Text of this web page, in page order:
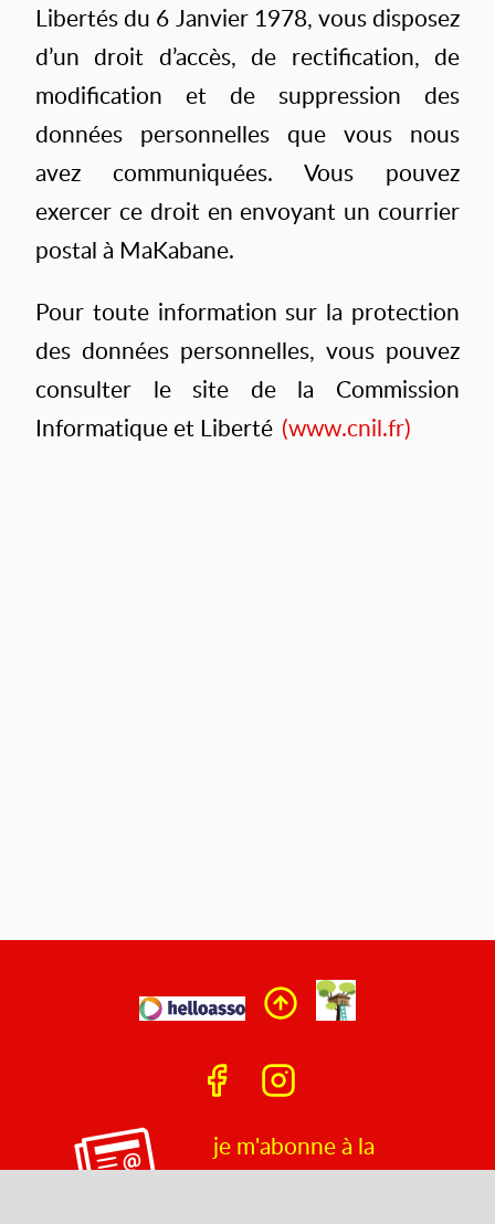
Libertés du 6 Janvier 1978, vous disposez
d’un droit d’accès, de rectification, de
modification et de suppression des
données personnelles que vous nous
avez communiquées. Vous pouvez
exercer ce droit en envoyant un courrier
postal à MaKabane.
Pour toute information sur la protection
des données personnelles, vous pouvez
consulter le site de la Commission
Informatique et Liberté (www.cnil.fr)
je m'abonne à la